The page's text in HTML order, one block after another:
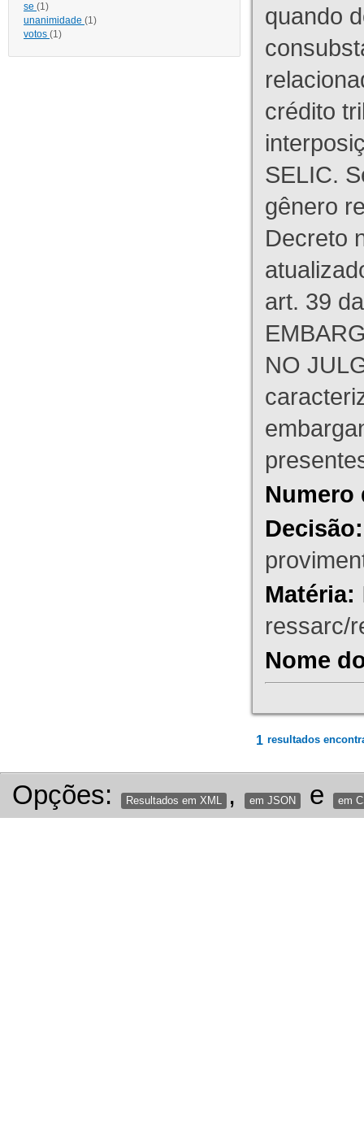
se (1)
unanimidade (1)
votos (1)
quando
crédito
SELIC.
gênero
Decreto
art. 39
NO
Numero
Decisão:
Matéria:
ressarc/
Nome
1 resultados
Opções: Resultados em XML , em JSON e em